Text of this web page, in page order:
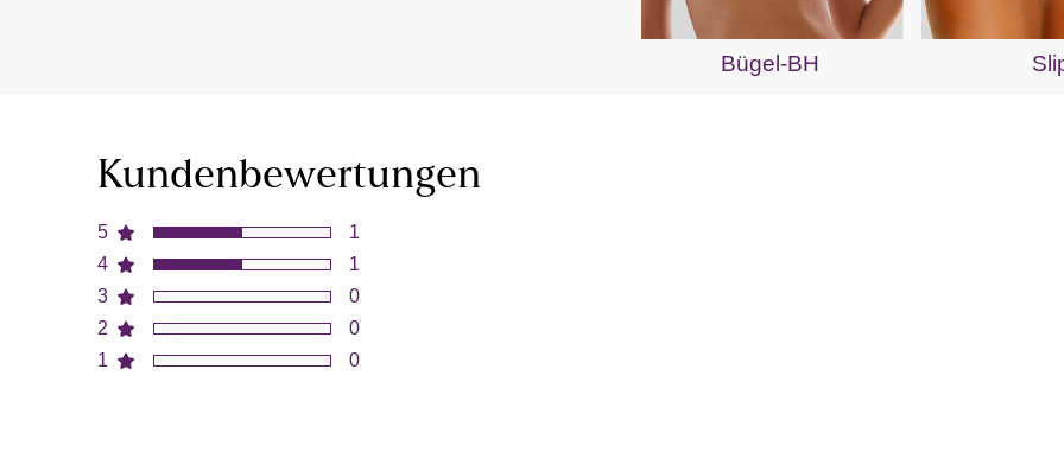
Bügel-BH
Kundenbewertungen
5
4
3
2
1
1
1
0
0
0